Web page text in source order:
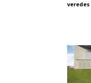
veredes